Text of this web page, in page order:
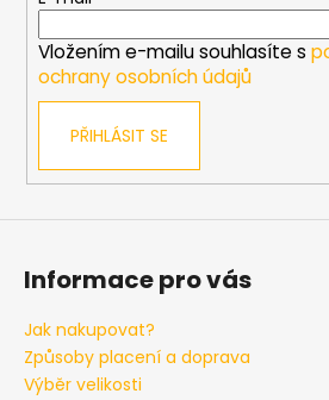
HLEDAT
D
o
o
r
u
č
u
Vložením e-mailu souhlasíte s
ochrany osobních údajů
PŘIHLÁSIT SE
Informace pro vás
Jak nakupovat?
Způsoby placení a doprava
Výběr velikosti